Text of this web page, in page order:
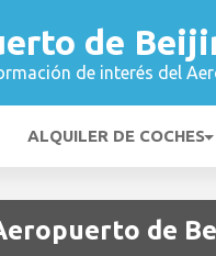
de
de interés del
ALQUILER DE COCHES
de